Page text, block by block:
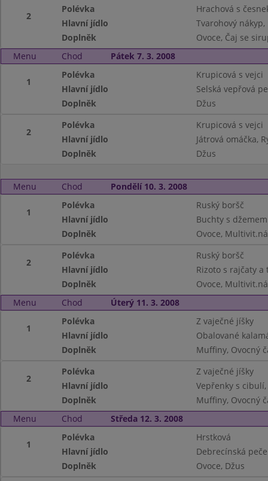
2
Polévka
Hrachová s
Hlavní jídlo
Tvarohový nákyp,
Doplněk
Ovoce, Čaj se
Menu
Chod Pátek 7. 3. 2008
1
Polévka
Krupicová s vejci
Hlavní jídlo
Selská vepřová
Doplněk
Džus
2
Polévka
Krupicová s vejci
Hlavní jídlo
Játrová omáčka,
Doplněk
Džus
Menu Chod Pondělí 10. 3. 2008
1
Polévka
Ruský boršč
Hlavní jídlo
Buchty s
Doplněk
Ovoce,
2
Polévka
Ruský boršč
Hlavní jídlo
Rizoto s rajčaty a
Doplněk
Ovoce,
Menu
Chod Úterý 11. 3. 2008
1
Polévka
Z vaječné jíšky
Hlavní jídlo
Obalované
Doplněk
Muffiny, Ovocný
2
Polévka
Z vaječné jíšky
Hlavní jídlo
Vepřenky s
Doplněk
Muffiny, Ovocný
Menu
Chod Středa 12. 3. 2008
1
Polévka
Hrstková
Hlavní jídlo
Debrecínská
Doplněk
Ovoce, Džus